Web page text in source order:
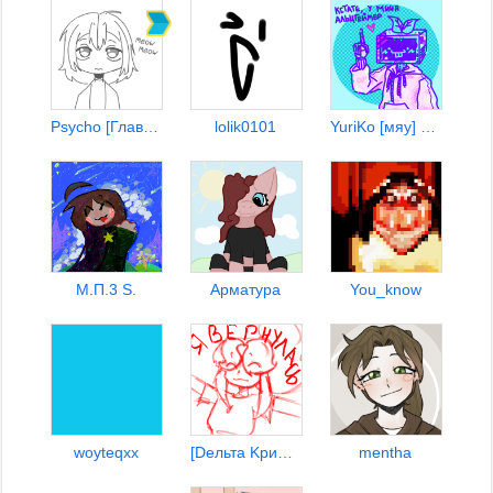
lolik0101
М.П.3 S. Арматура You_know
woyteqxx mentha